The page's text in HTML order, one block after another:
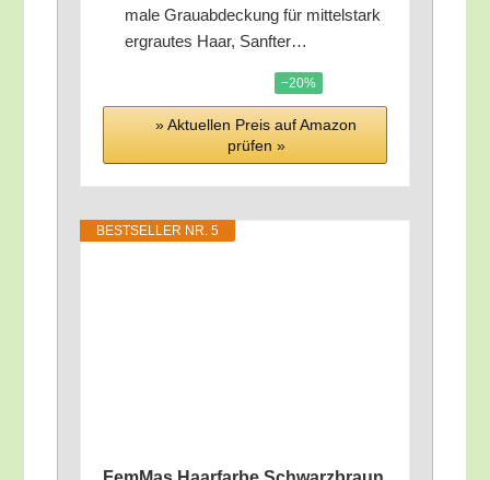
ma­le Grau­ab­de­ckung für mit­tel­stark
ergrau­tes Haar, Sanfter…
−20%
» Aktu­el­len Preis auf Ama­zon
prü­fen »
BEST­SEL­LER NR. 5